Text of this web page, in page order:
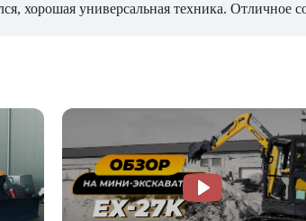
хорошая универсальная техника.